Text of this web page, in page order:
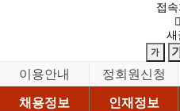
접
새
이용안내 정회원신청
채용정보
인재정보